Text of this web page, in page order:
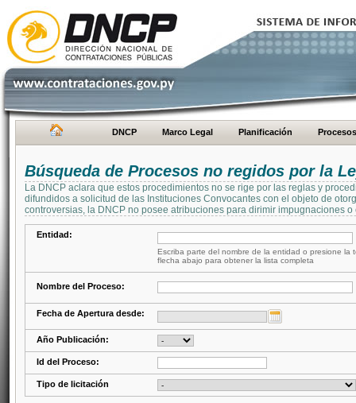
DNCP Marco Legal Planificación Procesos
Búsqueda de Procesos no regidos por la
La DNCP aclara que estos procedimientos no se rige por las reglas y
difundidos a solicitud de las Instituciones Convocantes con el objeto de
controversias, la DNCP no posee atribuciones para dirimir impugnaciones
Entidad:
Escriba parte del nombre de la entidad o presione la
flecha abajo para obtener la lista completa
Nombre del Proceso:
Fecha de Apertura desde:
Año Publicación:
Id del Proceso:
Tipo de licitación